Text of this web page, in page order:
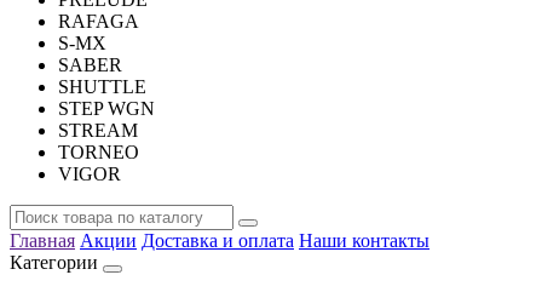
RAFAGA
S-MX
SABER
SHUTTLE
STEP WGN
STREAM
TORNEO
VIGOR
Главная Акции Доставка и оплата Наши контакты
Категории